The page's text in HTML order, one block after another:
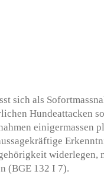
sich als
Hundeattacken
einigermassen
widerlegen,
(BGE 132 I 7).